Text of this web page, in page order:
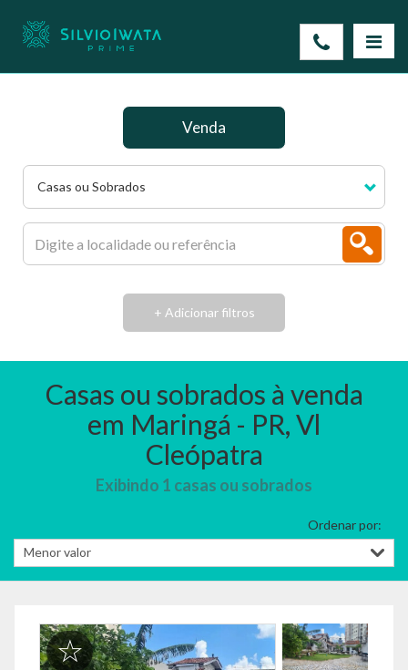
Casas ou Sobrados
Venda
+ Adicionar filtros
Casas ou sobrados à venda
em Maringá - PR, Vl
Cleópatra
Exibindo 1 casas ou sobrados
Ordenar por: